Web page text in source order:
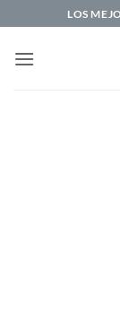
al
contenido
LOS